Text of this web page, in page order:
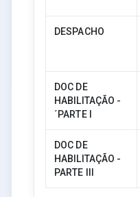
DESPACHO
DOC DE
HABILITAÇÃO -
´PARTE I
DOC DE
HABILITAÇÃO -
PARTE III